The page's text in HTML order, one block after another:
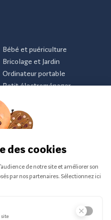
Bébé et puériculture
Bricolage et Jardin
Ordinateur portable
Petit électroménager
Je m'abonne
e-mail.